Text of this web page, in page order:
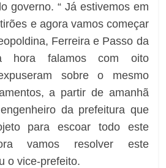
governo. “ Já estivemos em
e agora vamos começar
Ferreira e Passo da
hora falamos com oito
sobre o mesmo
a partir de amanhã
da prefeitura que
para escoar todo este
vamos resolver este
o vice-prefeito.